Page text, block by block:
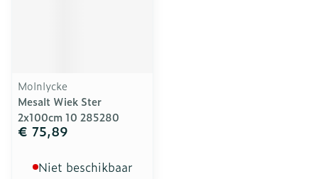
Molnlycke
Mesalt Wiek Ster
2x100cm 10 285280
€ 75,89
Niet beschikbaar